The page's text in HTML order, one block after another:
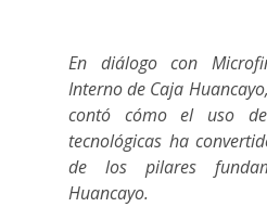
En diálogo con
Interno de Caja
contó cómo el uso
tecnológicas ha
de los pilares
Huancayo.